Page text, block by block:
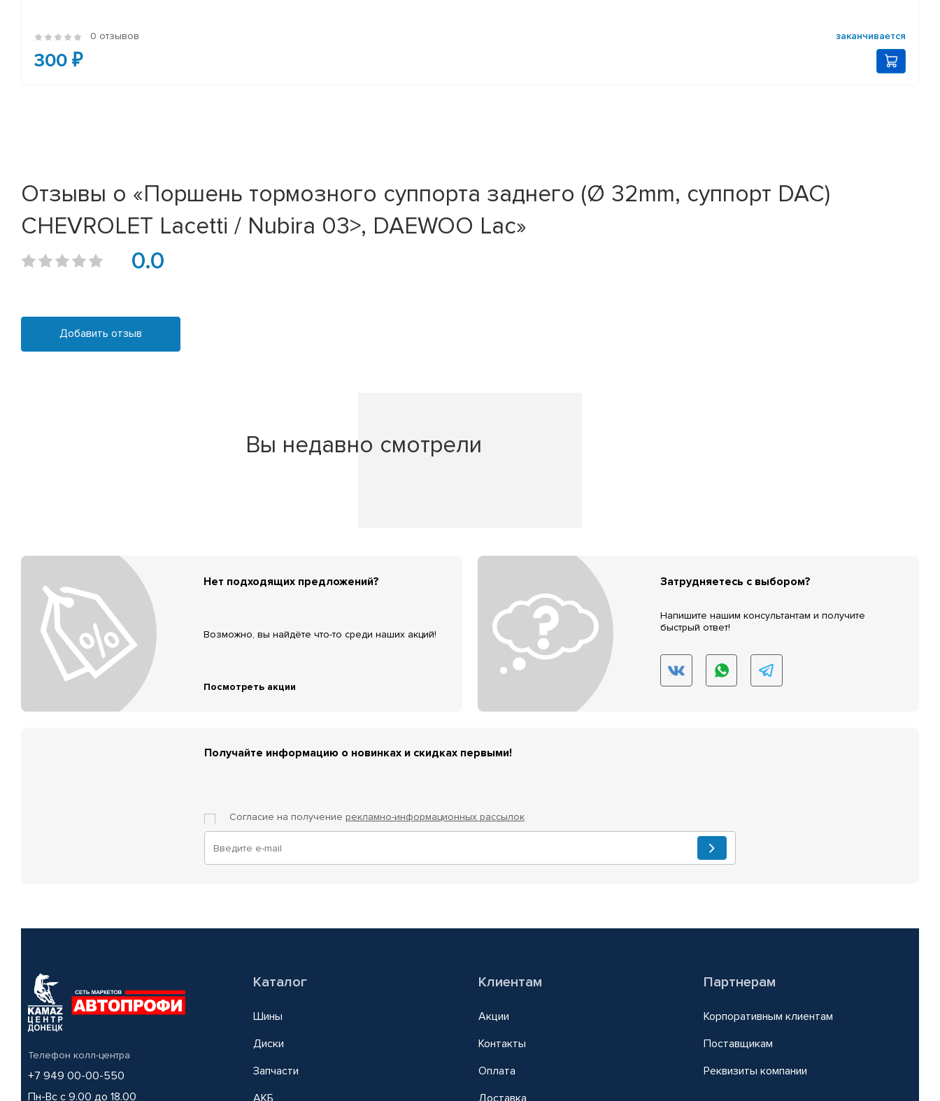
0 отзывов заканчивается
300 ₽
Отзывы о «Поршень тормозного суппорта заднего (Ø 32mm, суппорт DAC)
CHEVROLET Lacetti / Nubira 03>, DAEWOO Lac»
0.0
Добавить отзыв
Вы недавно смотрели
Нет подходящих предложений?
Возможно, вы найдёте что-то среди наших акций!
Посмотреть акции
Затрудняетесь с выбором?
Напишите нашим консультантам и получите
быстрый ответ!
Получайте информацию о новинках и скидках первыми!
Согласие на получение рекламно-информационных рассылок
Телефон колл-центра
+7 949 00-00-550
Пн-Вс с 9.00 до 18.00
Каталог
Шины
Диски
Запчасти
АКБ
Клиентам
Акции
Контакты
Оплата
Доставка
Партнерам
Корпоративным клиентам
Поставщикам
Реквизиты компании